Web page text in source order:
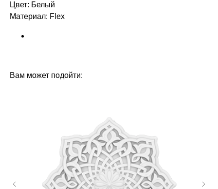
Цвет: Белый
Материал: Flex
Вам может подойти: